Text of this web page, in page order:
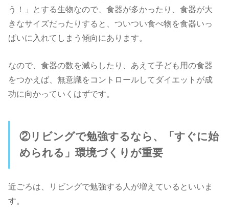
う！」とする生物なので、食器が多かったり、食器が大
きなサイズだったりすると、ついつい食べ物を食器いっ
ぱいに入れてしまう傾向にあります。
なので、食器の数を減らしたり、あえて子ども用の食器
をつかえば、無意識をコントロールしてダイエットが成
功に向かっていくはずです。
②リビングで勉強するなら、「すぐに始
められる」環境づくりが重要
近ごろは、リビングで勉強する人が増えているといいま
す。